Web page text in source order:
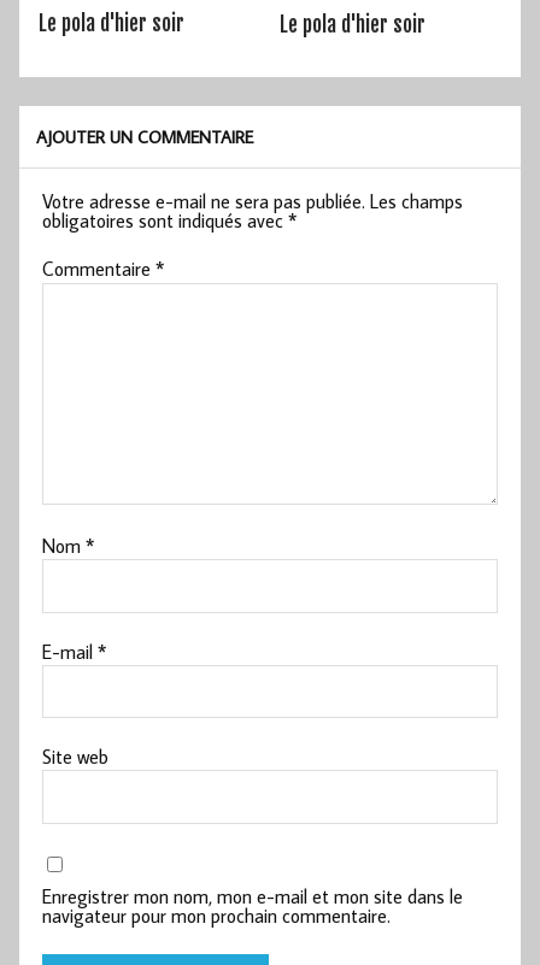
Le pola d'hier soir Le pola d'hier soir
AJOUTER UN COMMENTAIRE
Votre adresse e-mail ne sera pas publiée. Les champs
obligatoires sont indiqués avec*
Commentaire*
Nom*
E-mail*
Site web
Enregistrer mon nom, mon e-mail et mon site dans le
navigateur pour mon prochain commentaire.